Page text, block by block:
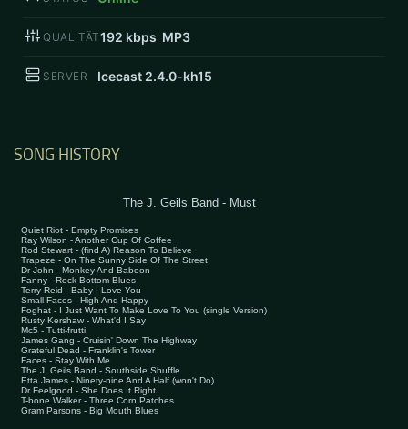
QUALITÄT192 kbps MP3
SERVER Icecast 2.4.0-kh15
SONG HISTORY